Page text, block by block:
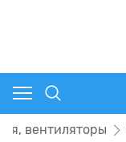
вентиляторы